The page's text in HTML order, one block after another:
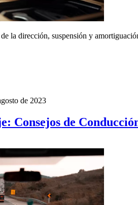
la dirección, suspensión y
de 2023
Consejos de